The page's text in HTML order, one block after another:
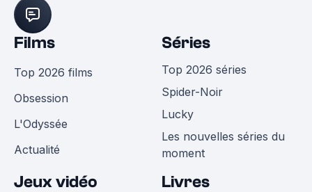
Films
Top 2026 films
Obsession
L'Odyssée
Actualité
Séries
Top 2026 séries
Spider-Noir
Lucky
Les nouvelles séries du
moment
Jeux vidéo Livres